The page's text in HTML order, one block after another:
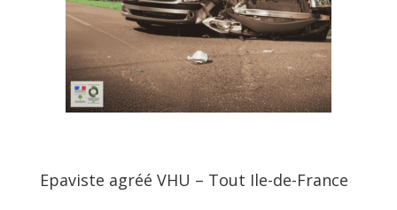
Epaviste agréé VHU – Tout Ile-de-France